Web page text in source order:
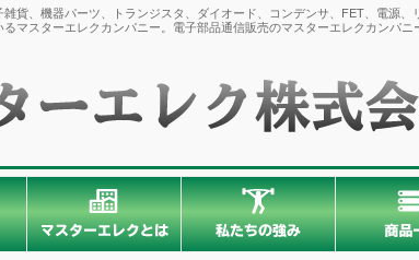
貨、機器パーツ、トランジスタ、ダイオード、コンデンサ、FET、電源
マスターエレクカンパニー。電子部品通信販売のマスターエレクカンパ